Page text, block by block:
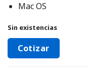
Mac OS
Sin existencias
Cotizar